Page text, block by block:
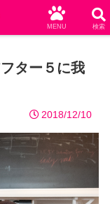
ター５に我
2018/12/10
MENU 検索